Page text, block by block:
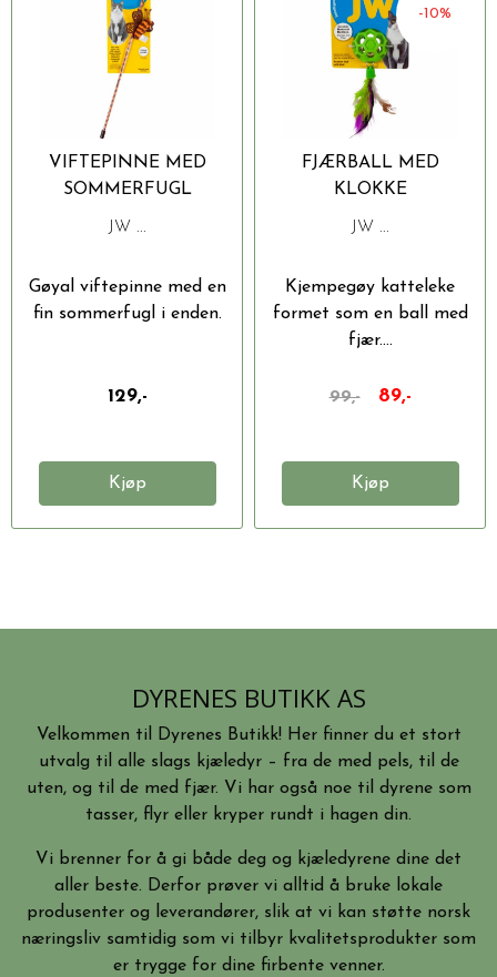
VIFTEPINNE MED
SOMMERFUGL
JW ...
Gøyal viftepinne med en
fin sommerfugl i enden.
129,-
Kjøp
-10%
FJÆRBALL MED
KLOKKE
JW ...
Kjempegøy katteleke
formet som en ball med
fjær....
99,- 89,-
Kjøp
DYRENES BUTIKK AS
Velkommen til Dyrenes Butikk! Her finner du et stort
utvalg til alle slags kjæledyr – fra de med pels, til de
uten, og til de med fjær. Vi har også noe til dyrene som
tasser, flyr eller kryper rundt i hagen din.
Vi brenner for å gi både deg og kjæledyrene dine det
aller beste. Derfor prøver vi alltid å bruke lokale
produsenter og leverandører, slik at vi kan støtte norsk
næringsliv samtidig som vi tilbyr kvalitetsprodukter som
er trygge for dine firbente venner.